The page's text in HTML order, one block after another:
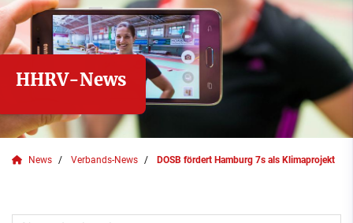
HHRV-News
News Verbands-News DOSB fördert Hamburg 7s als Klimaprojekt